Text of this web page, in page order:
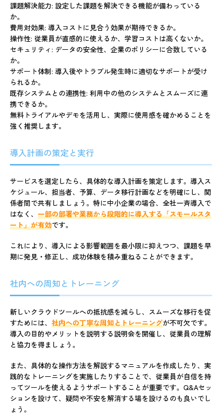
課題解決能力: 設定した課題を解決できる機能が備わっている
か。
費用対効果: 導入コストに見合う効果が期待できるか。
操作性: 従業員が直感的に使えるか、学習コストは高くないか。
セキュリティ: データの安全性、企業のポリシーに合致している
か。
サポート体制: 導入後やトラブル発生時に適切なサポートが受け
られるか。
既存システムとの連携性: 利用中の他のシステムとスムーズに連
携できるか。
無料トライアルやデモを活用し、実際に使用感を確かめることを
強く推奨します。
導入計画の策定と実行
サービスを選定したら、具体的な導入計画を策定します。導入ス
ケジュール、担当者、予算、データ移行計画などを明確にし、関
係者間で共有しましょう。特に中小企業の場合、全社一斉導入で
はなく、 一部の部署や業務から段階的に導入する「スモールスタ
ート」が有効です。
これにより、導入による影響範囲を最小限に抑えつつ、課題を早
期に発見・修正し、成功体験を積み重ねることができます。
社内への周知とトレーニング
新しいクラウドツールへの抵抗感を減らし、スムーズな移行を促
すためには、 社内への丁寧な周知とトレーニングが不可欠です。
導入の目的やメリットを説明する説明会を開催し、従業員の理解
と協力を得ましょう。
また、具体的な操作方法を解説するマニュアルを作成したり、実
践的なトレーニングを実施したりすることで、従業員が自信を持
ってツールを使えるようサポートすることが重要です。Q&Aセッ
ションを設けて、疑問や不安を解消する場を設けるのも良いでし
ょう。